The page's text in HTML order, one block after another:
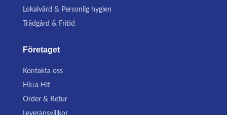
Lokalvård & Personlig hygien
Trädgård & Fritid
Företaget
Kontakta oss
Hitta Hit
Order & Retur